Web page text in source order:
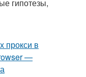
гипотезы,